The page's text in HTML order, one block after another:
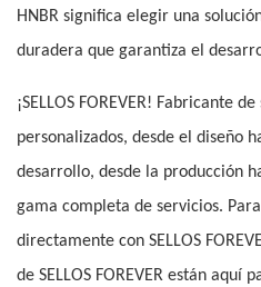
HNBR significa elegir una
duradera que garantiza el
¡SELLOS FOREVER! Fabricante
personalizados, desde el diseño
desarrollo, desde la producción
gama completa de servicios.
directamente con SELLOS
de SELLOS FOREVER están